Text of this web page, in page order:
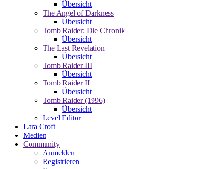
Übersicht
The Angel of Darkness
Übersicht
Tomb Raider: Die Chronik
Übersicht
The Last Revelation
Übersicht
Tomb Raider III
Übersicht
Tomb Raider II
Übersicht
Tomb Raider (1996)
Übersicht
Level Editor
Lara Croft
Medien
Community
Anmelden
Registrieren